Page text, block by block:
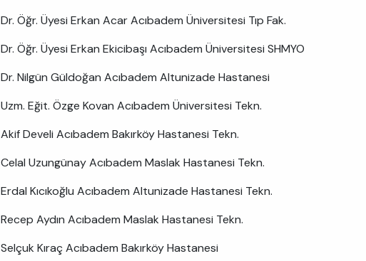
Dr. Öğr. Üyesi Erkan Acar Acıbadem Üniversitesi Tıp Fak.
Dr. Öğr. Üyesi Erkan Ekicibaşı Acıbadem Üniversitesi SHMYO
Dr. Nilgün Güldoğan Acıbadem Altunizade Hastanesi
Uzm. Eğit. Özge Kovan Acıbadem Üniversitesi Tekn.
Akif Develi Acıbadem Bakırköy Hastanesi Tekn.
Celal Uzungünay Acıbadem Maslak Hastanesi Tekn.
Erdal Kıcıkoğlu Acıbadem Altunizade Hastanesi Tekn.
Recep Aydın Acıbadem Maslak Hastanesi Tekn.
Selçuk Kıraç Acıbadem Bakırköy Hastanesi